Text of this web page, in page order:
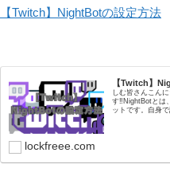
【Twitch】NightBotの設定方法
【Twitch】
しむ皆さんこん
す‼NightBotとは
ットです。自身
lockfreee.com